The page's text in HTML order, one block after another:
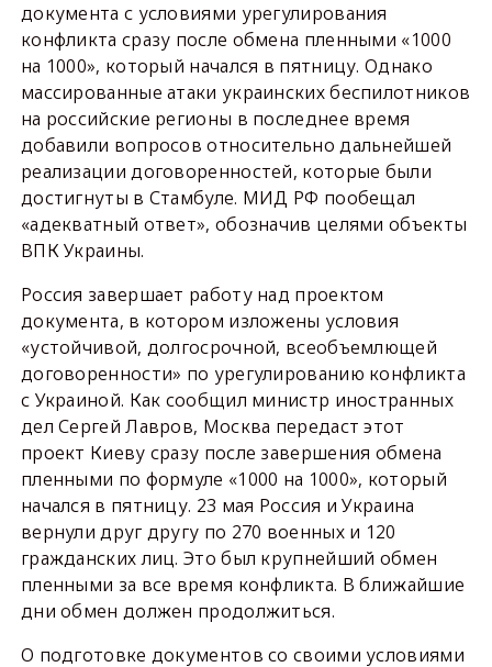
документа с условиями урегулирования
конфликта сразу после обмена пленными «1000
на 1000», который начался в пятницу. Однако
массированные атаки украинских беспилотников
на российские регионы в последнее время
добавили вопросов относительно дальнейшей
реализации договоренностей, которые были
достигнуты в Стамбуле. МИД РФ пообещал
«адекватный ответ», обозначив целями объекты
ВПК Украины.
Россия завершает работу над проектом
документа, в котором изложены условия
«устойчивой, долгосрочной, всеобъемлющей
договоренности» по урегулированию конфликта
с Украиной. Как сообщил министр иностранных
дел Сергей Лавров, Москва передаст этот
проект Киеву сразу после завершения обмена
пленными по формуле «1000 на 1000», который
начался в пятницу. 23 мая Россия и Украина
вернули друг другу по 270 военных и 120
гражданских лиц. Это был крупнейший обмен
пленными за все время конфликта. В ближайшие
дни обмен должен продолжиться.
О подготовке документов со своими условиями